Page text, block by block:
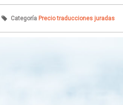
Categoría Precio traducciones juradas